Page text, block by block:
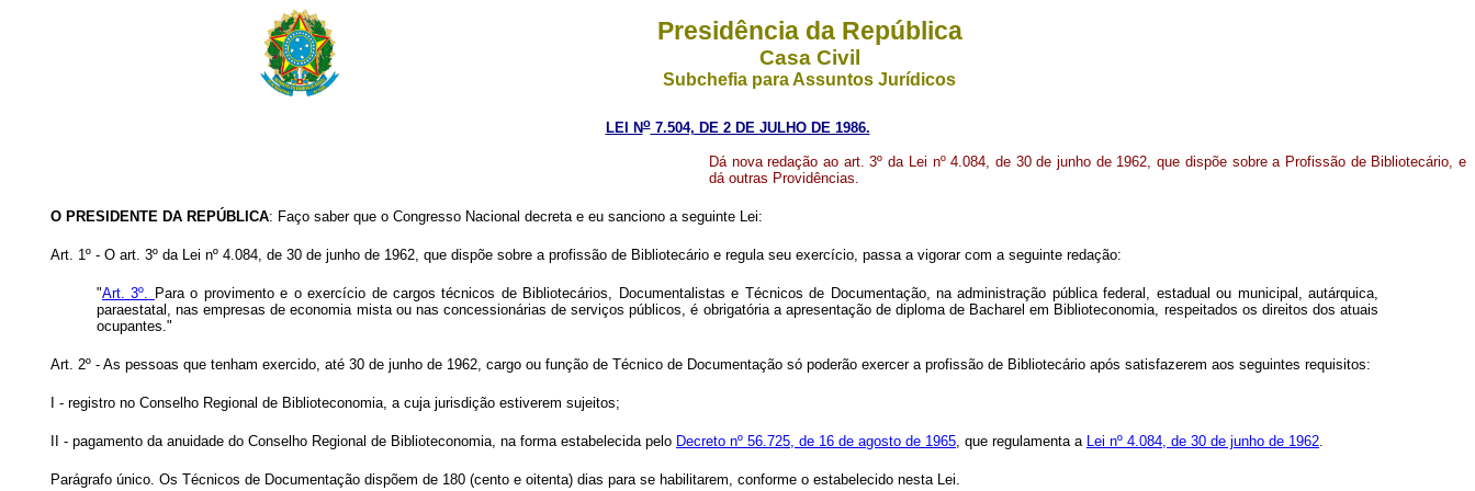
Presidência da República
Casa Civil
Subchefia para Assuntos Jurídicos
LEI No7.504, DE 2 DE JULHO DE 1986.
Dá nova redação ao art. 3º da Lei nº 4.084, de 30 de junho de 1962, que dispõe sobre a Profissão de Bibliotecário, e
dá outras Providências.
O PRESIDENTE DA REPÚBLICA: Faço saber que o Congresso Nacional decreta e eu sanciono a seguinte Lei:
Art. 1º - O art. 3º da Lei nº 4.084, de 30 de junho de 1962, que dispõe sobre a profissão de Bibliotecário e regula seu exercício, passa a vigorar com a seguinte redação:
"Art. 3º. Para o provimento e o exercício de cargos técnicos de Bibliotecários, Documentalistas e Técnicos de Documentação, na administração pública federal, estadual ou municipal, autárquica,
paraestatal, nas empresas de economia mista ou nas concessionárias de serviços públicos, é obrigatória a apresentação de diploma de Bacharel em Biblioteconomia, respeitados os direitos dos atuais
ocupantes."
Art. 2º - As pessoas que tenham exercido, até 30 de junho de 1962, cargo ou função de Técnico de Documentação só poderão exercer a profissão de Bibliotecário após satisfazerem aos seguintes requisitos:
I - registro no Conselho Regional de Biblioteconomia, a cuja jurisdição estiverem sujeitos;
II - pagamento da anuidade do Conselho Regional de Biblioteconomia, na forma estabelecida pelo Decreto nº 56.725, de 16 de agosto de 1965, que regulamenta a Lei nº 4.084, de 30 de junho de 1962.
Parágrafo único. Os Técnicos de Documentação dispõem de 180 (cento e oitenta) dias para se habilitarem, conforme o estabelecido nesta Lei.